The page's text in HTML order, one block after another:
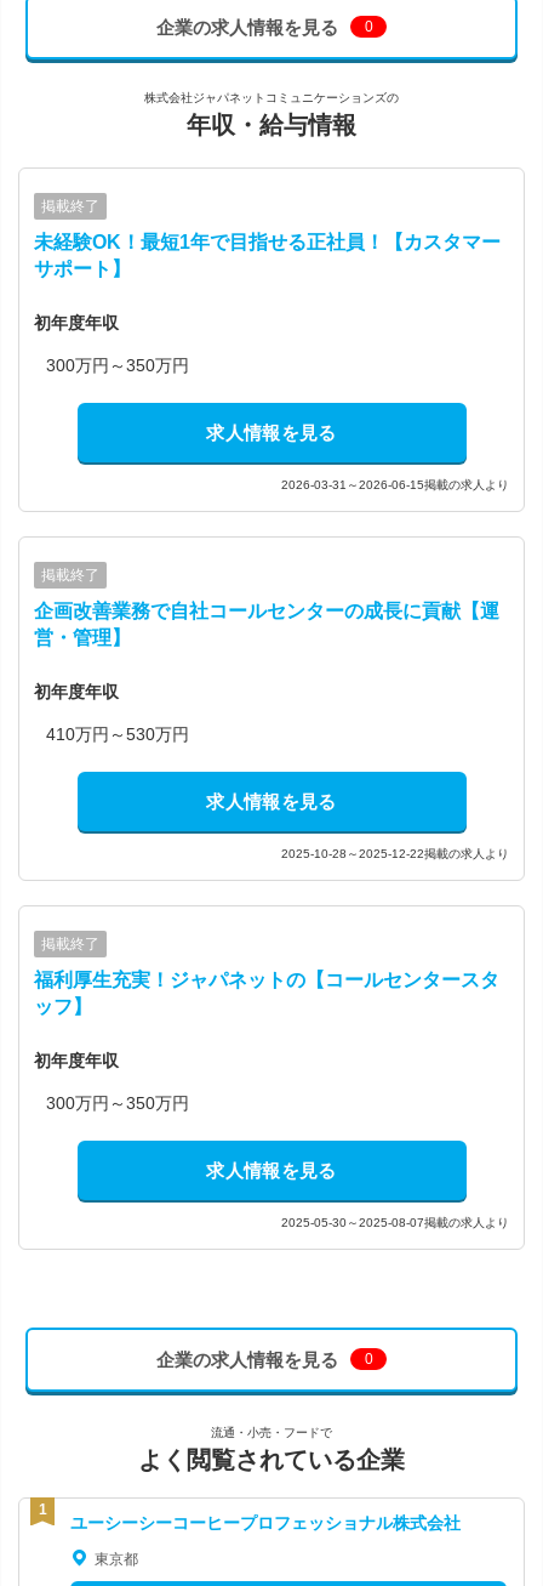
企業の求人情報を見る 0
株式会社ジャパネットコミュニケーションズの
年収・給与情報
掲載終了
未経験OK！最短1年で目指せる正社員！【カスタマー
サポート】
初年度年収
300万円～350万円
求人情報を見る
2026-03-31～2026-06-15掲載の求人より
掲載終了
企画改善業務で自社コールセンターの成長に貢献【運
営・管理】
初年度年収
410万円～530万円
求人情報を見る
2025-10-28～2025-12-22掲載の求人より
掲載終了
福利厚生充実！ジャパネットの【コールセンタースタ
ッフ】
初年度年収
300万円～350万円
求人情報を見る
2025-05-30～2025-08-07掲載の求人より
企業の求人情報を見る 0
流通・小売・フードで
よく閲覧されている企業
ユーシーシーコーヒープロフェッショナル株式会社
東京都